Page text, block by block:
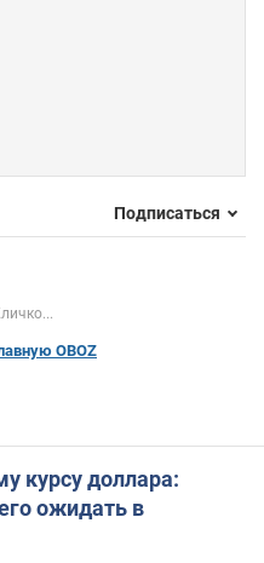
Подписаться
OBOZ
курсу доллара:
ожидать в